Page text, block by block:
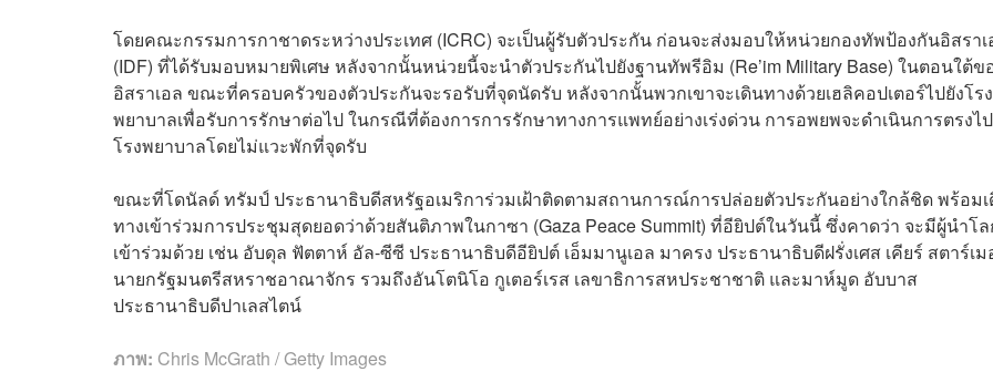
โดยคณะกรรมการกาชาดระหว่างประเทศ (ICRC) จะเป็นผู้รับตัวประกัน ก่อนจะส่งมอบให้หน่วยกองทัพป้องกันอิสรา
(IDF) ที่ได้รับมอบหมายพิเศษ หลังจากนั้นหน่วยนี้จะนำตัวประกันไปยังฐานทัพรีอิม (Re’im Military Base) ในตอนใต้ข
อิสราเอล ขณะที่ครอบครัวของตัวประกันจะรอรับที่จุดนัดรับ หลังจากนั้นพวกเขาจะเดินทางด้วยเฮลิคอปเตอร์ไปยังโรง
พยาบาลเพื่อรับการรักษาต่อไป ในกรณีที่ต้องการการรักษาทางการแพทย์อย่างเร่งด่วน การอพยพจะดำเนินการตรงไ
โรงพยาบาลโดยไม่แวะพักที่จุดรับ
ขณะที่โดนัลด์ ทรัมป์ ประธานาธิบดีสหรัฐอเมริการ่วมเฝ้าติดตามสถานการณ์การปล่อยตัวประกันอย่างใกล้ชิด พร้อม
ทางเข้าร่วมการประชุมสุดยอดว่าด้วยสันติภาพในกาซา (Gaza Peace Summit) ที่อียิปต์ในวันนี้ ซึ่งคาดว่า จะมีผู้นำโ
เข้าร่วมด้วย เช่น อับดุล ฟัตตาห์ อัล-ซีซี ประธานาธิบดีอียิปต์ เอ็มมานูเอล มาครง ประธานาธิบดีฝรั่งเศส เคียร์ สตาร์เม
นายกรัฐมนตรีสหราชอาณาจักร รวมถึงอันโตนิโอ กูเตอร์เรส เลขาธิการสหประชาชาติ และมาห์มูด อับบาส
ประธานาธิบดีปาเลสไตน์
ภาพ: Chris McGrath / Getty Images